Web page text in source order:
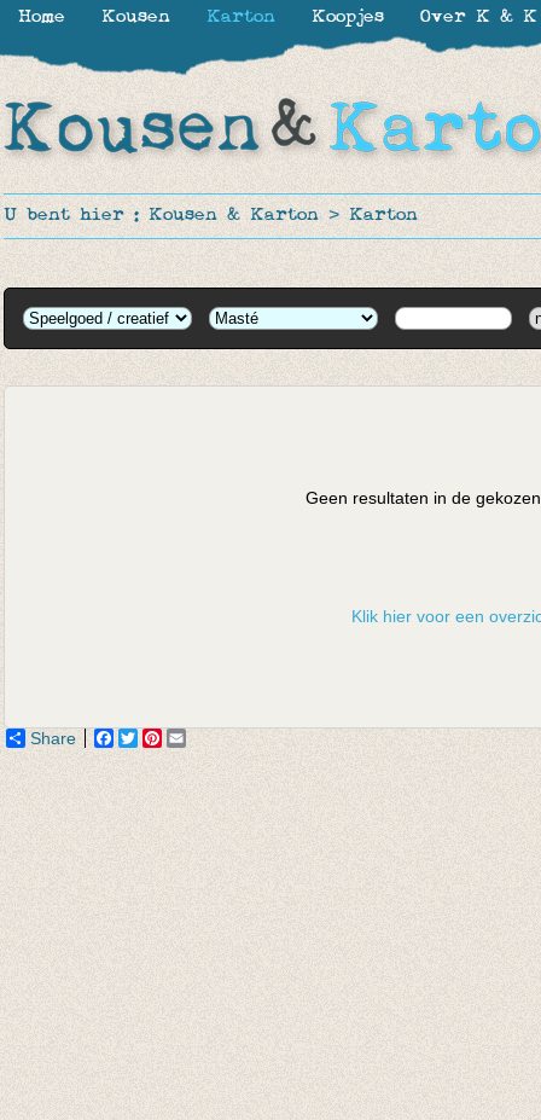
U bent hier : Kousen & Karton > Karton
Geen resultaten in de
Klik hier voor een
Share Facebook
TwitterPinterest
Home Kousen Karton Koopjes Over K & K